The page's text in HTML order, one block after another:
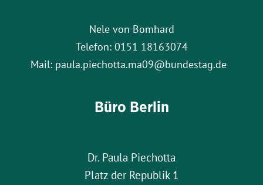
Nele von Bomhard
Telefon: 0151 18163074
Mail: paula.piechotta.ma09@bundestag.de
Büro Berlin
Dr. Paula Piechotta
Platz der Republik 1